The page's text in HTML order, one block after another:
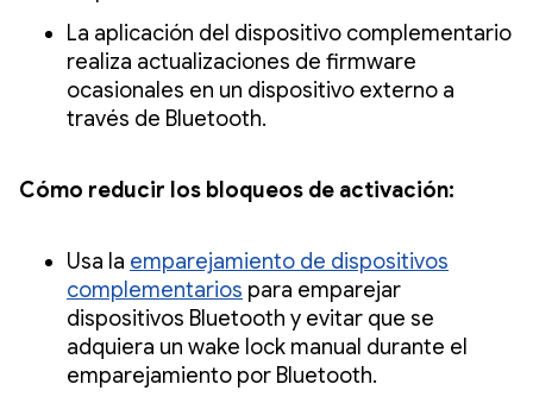
La aplicación del dispositivo complementario
realiza actualizaciones de firmware
ocasionales en un dispositivo externo a
través de Bluetooth.
Cómo reducir los bloqueos de activación:
Usa la emparejamiento de dispositivos
complementarios para emparejar
dispositivos Bluetooth y evitar que se
adquiera un wake lock manual durante el
emparejamiento por Bluetooth.